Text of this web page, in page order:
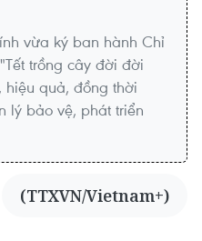
vừa ký ban hành Chỉ
trồng cây đời đời
hiệu quả, đồng thời
lý bảo vệ, phát triển
(TTXVN/Vietnam+)